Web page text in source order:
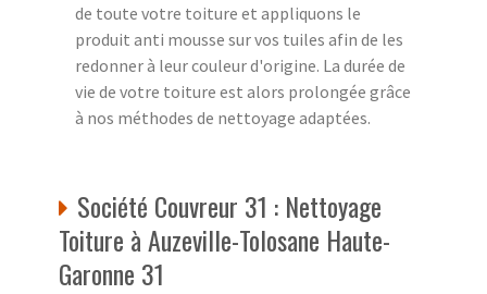
de toute votre toiture et appliquons le
produit anti mousse sur vos tuiles afin de les
redonner à leur couleur d'origine. La durée de
vie de votre toiture est alors prolongée grâce
à nos méthodes de nettoyage adaptées.
Société Couvreur 31 : Nettoyage
Toiture à Auzeville-Tolosane Haute-
Garonne 31